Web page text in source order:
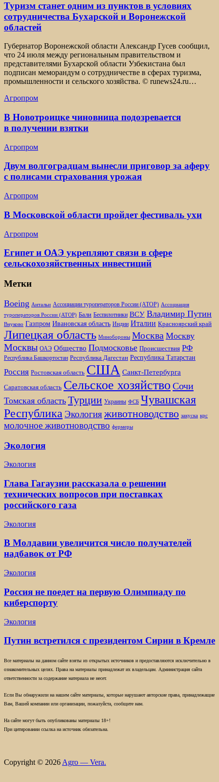
Туризм станет одним из пунктов в условиях
сотрудничества Бухарской и Воронежской
областей
Губернатор Воронежской области Александр Гусев сообщил,
что 24 июля между региональным правительством и
представителями Бухарской области Узбекистана был
подписан меморандум о сотрудничестве в сферах туризма,
промышленности и сельского хозяйства. © runews24.ru…
Агропром
В Новотроицке чиновница подозревается
в получении взятки
Агропром
Двум волгоградцам вынесли приговор за аферу
с полисами страхования урожая
Агропром
В Московской области пройдет фестиваль ухи
Агропром
Египет и ОАЭ укрепляют связи в сфере
сельскохозяйственных инвестиций
Метки
Boeing Антальи Ассоциации туроператоров России (АТОР) Ассоциация
туроператоров России (АТОР) Бали Беспилотники ВСУ Владимир Путин
Внуково Газпром Ивановская область Индии Италии Красноярский край
Липецкая область Минобороны Москва Москву
Москвы ОАЭ Общество Подмосковье Происшествия РФ
Республика Башкортостан Республика Дагестан Республика Татарстан
Россия Ростовская область США Санкт-Петербурга
Саратовская область Сельское хозяйство Сочи
Томская область Турции Украины ФСБ Чувашская
Республика Экологияживотноводство закуска крс
молочное животноводство фермеры
Экология
Экология
Глава Гагаузии рассказала о решении
технических вопросов при поставках
российского газа
Экология
В Молдавии увеличится число получателей
надбавок от РФ
Экология
Россия не поедет на первую Олимпиаду по
киберспорту
Экология
Путин встретился с президентом Сирии в Кремле
Все материалы на данном сайте взяты из открытых источников и предоставляются исключительно в
ознакомительных целях. Права на материалы принадлежат их владельцам. Администрация сайта
ответственности за содержание материала не несет.
Если Вы обнаружили на нашем сайте материалы, которые нарушают авторские права, принадлежащие
Вам, Вашей компании или организации, пожалуйста, сообщите нам.
На сайте могут быть опубликованы материалы 18+!
При цитировании ссылка на источник обязательна.
Copyright © 2026 Agro — Vera.